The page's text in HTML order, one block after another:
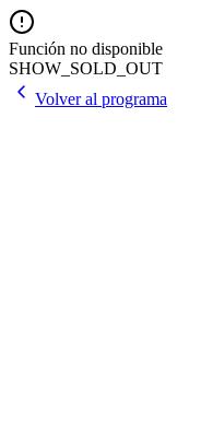
Función no disponible
SHOW_SOLD_OUT
Volver al programa